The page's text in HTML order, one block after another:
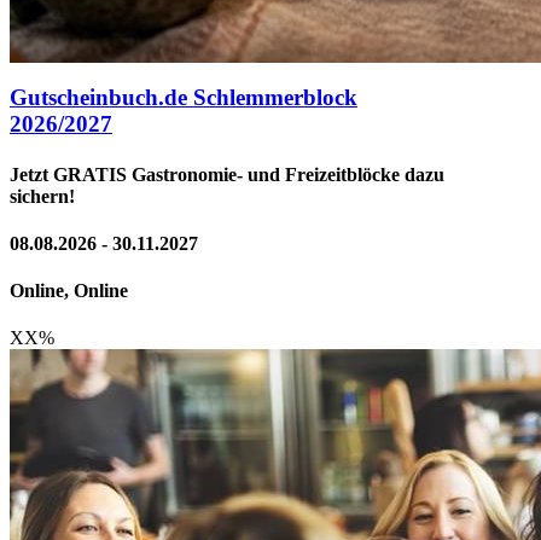
Gutscheinbuch.de Schlemmerblock
2026/2027
Jetzt GRATIS Gastronomie- und Freizeitblöcke dazu
sichern!
08.08.2026 - 30.11.2027
Online, Online
XX%